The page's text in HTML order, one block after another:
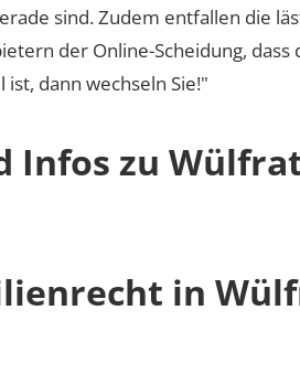
sind. Zudem entfallen die
der Online-Scheidung,
dann wechseln Sie!"
Infos zu
in